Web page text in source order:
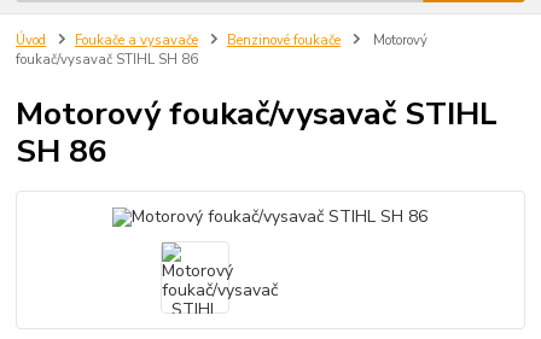
Úvod Foukače a vysavače Benzinové foukače
Motorový
foukač/vysavač STIHL SH 86
Motorový foukač/vysavač STIHL
SH 86